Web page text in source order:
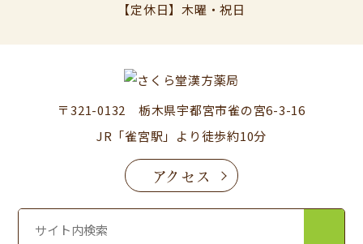
【定休日】木曜・祝日
〒321-0132 栃木県宇都宮市雀の宮6-3-16
JR「雀宮駅」より徒歩約10分
アクセス